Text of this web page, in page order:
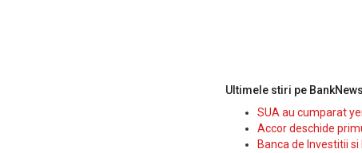
Ultimele stiri pe
SUA au cumparat
Accor deschide
Banca de Investitii